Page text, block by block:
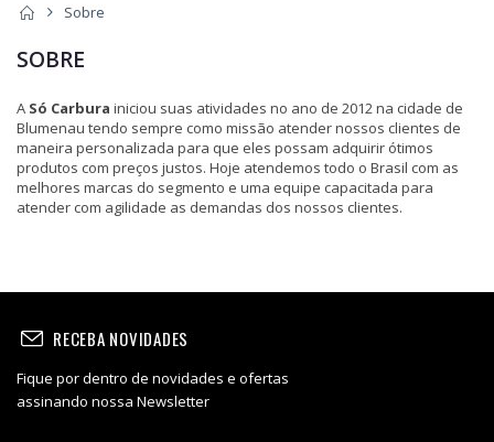
Sobre
SOBRE
A Só Carbura iniciou suas atividades no ano de 2012 na cidade de
Blumenau tendo sempre como missão atender nossos clientes de
maneira personalizada para que eles possam adquirir ótimos
produtos com preços justos. Hoje atendemos todo o Brasil com as
melhores marcas do segmento e uma equipe capacitada para
atender com agilidade as demandas dos nossos clientes.
RECEBA NOVIDADES
Fique por dentro de novidades e ofertas
assinando nossa Newsletter